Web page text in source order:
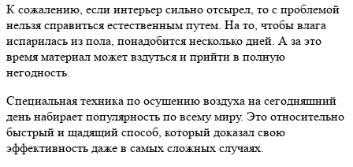
К сожалению, если интерьер сильно отсырел, то с проблемой
нельзя справиться естественным путем. На то, чтобы влага
испарилась из пола, понадобится несколько дней. А за это
время материал может вздуться и прийти в полную
негодность.
Специальная техника по осушению воздуха на сегодняшний
день набирает популярность по всему миру. Это относительно
быстрый и щадящий способ, который доказал свою
эффективность даже в самых сложных случаях.